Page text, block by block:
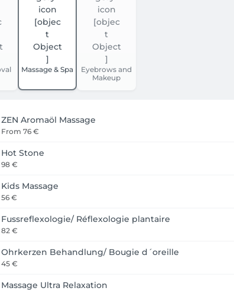
Massage & Spa
Eyebrows and
Makeup
ZEN Aromaöl Massage
From 76 €
Hot Stone
98 €
Kids Massage
56 €
Fussreflexologie/ Réflexologie plantaire
82 €
Ohrkerzen Behandlung/ Bougie d´oreille
45 €
Massage Ultra Relaxation